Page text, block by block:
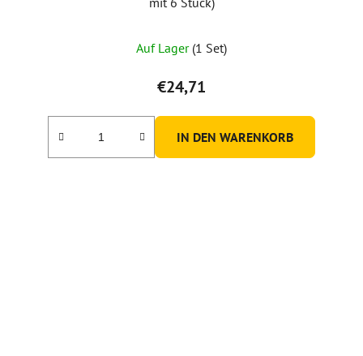
Auf Lager (1 Set)
€24,71
IN DEN WARENKORB